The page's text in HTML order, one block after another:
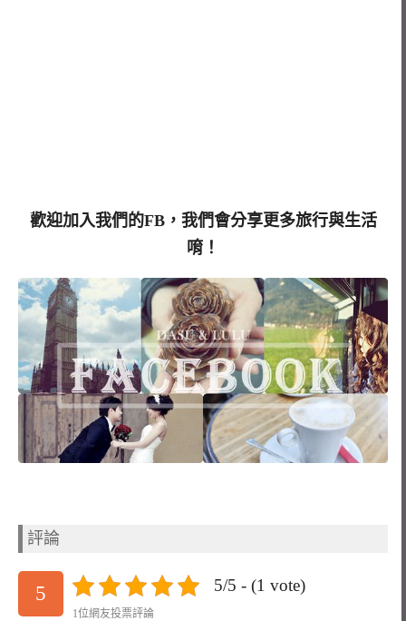
歡迎加入我們的FB，我們會分享更多旅行與生活
唷！
評論
5 5/5 - (1 vote)
1位網友投票評論